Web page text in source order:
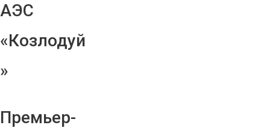
АЭС
«Козлодуй
»
Премьер-